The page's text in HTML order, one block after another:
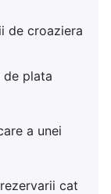
de croaziera
de plata
a unei
cat